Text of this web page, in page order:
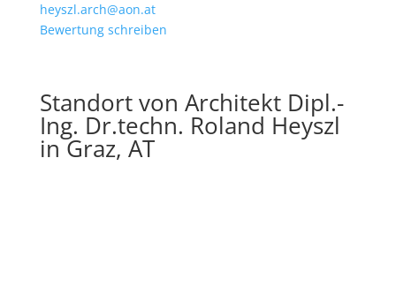
heyszl.arch@aon.at
Bewertung schreiben
Standort von Architekt Dipl.-
Ing. Dr.techn. Roland Heyszl
in Graz, AT